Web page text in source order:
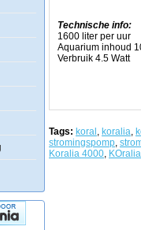
veel
zoet-
en
zeewateraquaria
stroming
van
belang
voor
Technische info:
1600 liter per uur
Aquarium inhoud
Verbruik 4.5 Watt
Tags: koral , koralia,
stromingspomp,
Koralia 4000,